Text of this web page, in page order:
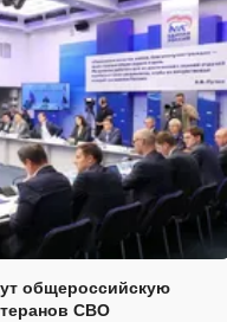
общероссийскую
СВО